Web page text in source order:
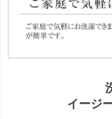
イージ